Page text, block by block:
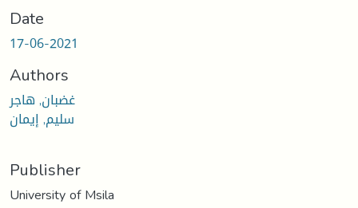
Date
17-06-2021
Authors
غضبان, هاجر
سليم, إيمان
Publisher
University of Msila